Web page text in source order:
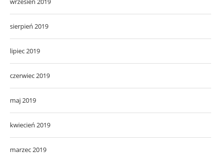
sierpień 2019
lipiec 2019
czerwiec 2019
maj 2019
kwiecień 2019
marzec 2019